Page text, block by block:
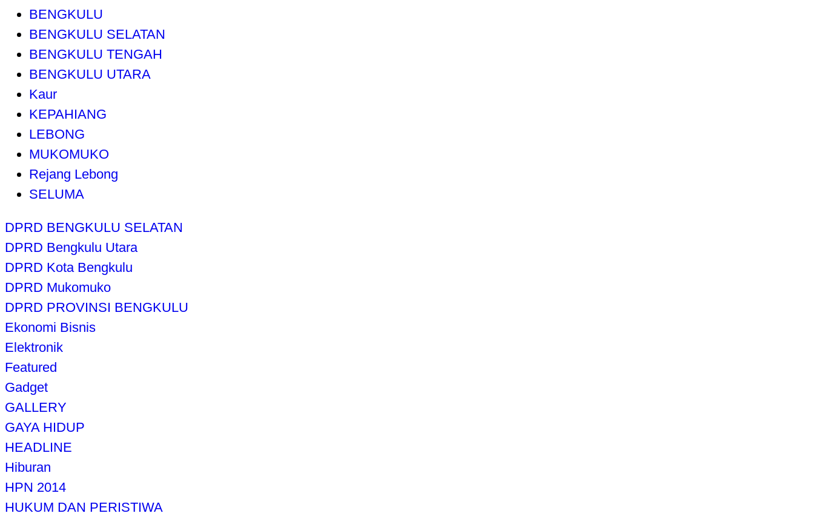
BENGKULU
BENGKULU SELATAN
BENGKULU TENGAH
BENGKULU UTARA
Kaur
KEPAHIANG
LEBONG
MUKOMUKO
Rejang Lebong
SELUMA
DPRD BENGKULU SELATAN
DPRD Bengkulu Utara
DPRD Kota Bengkulu
DPRD Mukomuko
DPRD PROVINSI BENGKULU
Ekonomi Bisnis
Elektronik
Featured
Gadget
GALLERY
GAYA HIDUP
HEADLINE
Hiburan
HPN 2014
HUKUM DAN PERISTIWA